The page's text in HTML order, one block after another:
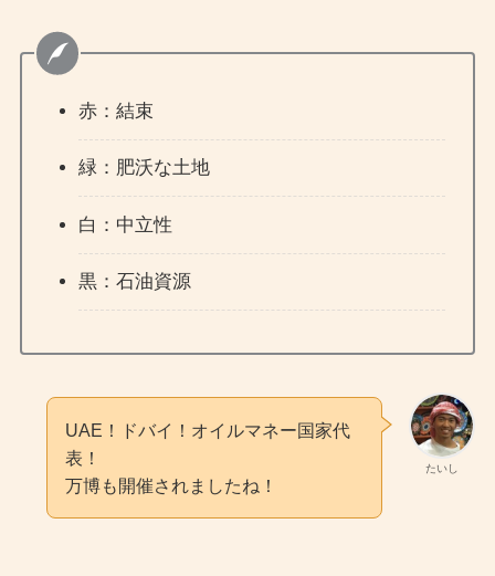
赤：結束
緑：肥沃な土地
白：中立性
黒：石油資源
たいし
UAE！ドバイ！オイルマネー国家代
表！
万博も開催されましたね！